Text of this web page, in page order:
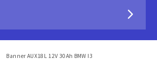
Banner AUX18L 12V 30Ah BMW I3